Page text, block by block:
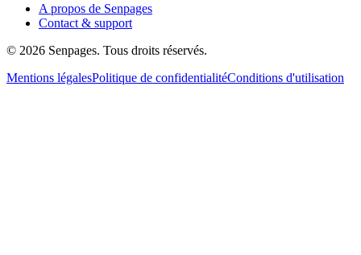
A propos de Senpages
Contact & support
© 2026 Senpages. Tous droits réservés.
Mentions légalesPolitique de confidentialitéConditions d'utilisation